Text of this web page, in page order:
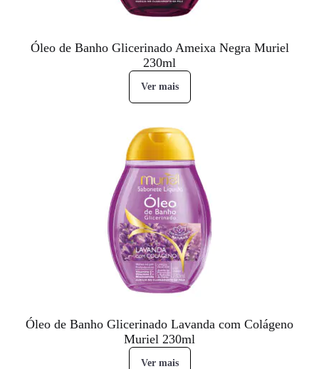
Óleo de Banho Glicerinado Ameixa Negra Muriel
230ml
Ver mais
Óleo de Banho Glicerinado Lavanda com Colágeno
Muriel 230ml
Ver mais